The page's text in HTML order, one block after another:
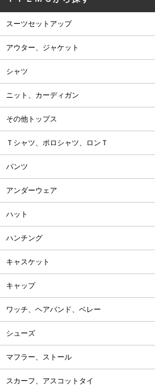
スーツセットアップ
アウター、ジャケット
シャツ
ニット、カーディガン
その他トップス
Ｔシャツ、ポロシャツ、ロンＴ
パンツ
アンダーウェア
ハット
ハンチング
キャスケット
キャップ
ワッチ、ヘアバンド、ベレー
シューズ
マフラー、ストール
スカーフ、アスコットタイ